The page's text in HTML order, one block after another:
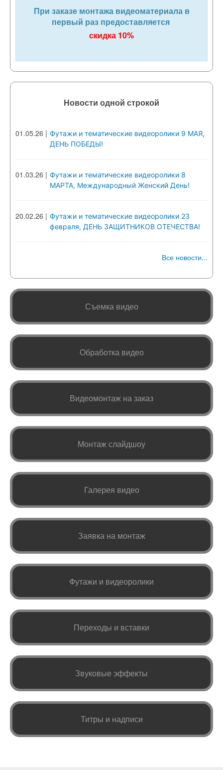
При заказе монтажа видеоматериала в
первый раз предоставляется
скидка 10%
Новости одной строкой
01.05.26 | Футажи и тематические видеоролики 9 МАЯ,
ДЕНЬ ПОБЕДЫ!
01.03.26 | Футажи и тематические видеоролики 8
МАРТА, Международный Женский День!
20.02.26 | Футажи и тематические видеоролики 23
февраля, ДЕНЬ ЗАЩИТНИКОВ ОТЕЧЕСТВА!
Все новости...
Съемка видео
Обработка видео
Видеомонтаж на заказ
Монтаж слайдшоу
Галерея видео
Заявка на монтаж
Футажи и видеоролики
Переходы и вставки
Звуковые эффекты
Титры и надписи